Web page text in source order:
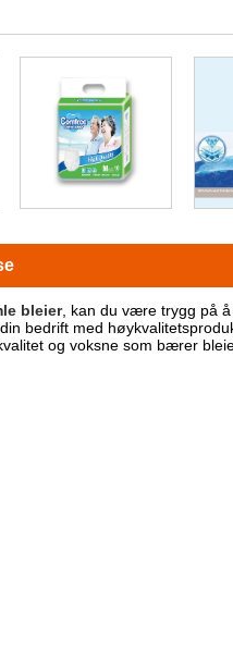
bleier, kan du være trygg på
bedrift med
og voksne som bærer